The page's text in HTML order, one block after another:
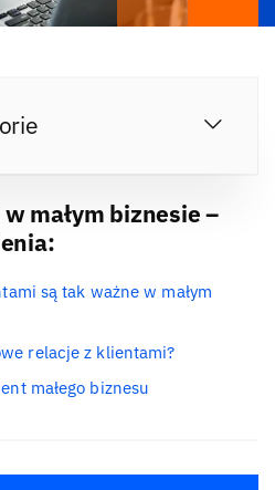
małym biznesie –
są tak ważne w małym
relacje z klientami?
małego biznesu